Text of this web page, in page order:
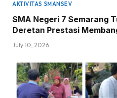
AKTIVITAS SMANSEV
SMA Negeri 7 Semarang
Deretan Prestasi
July 10, 2026